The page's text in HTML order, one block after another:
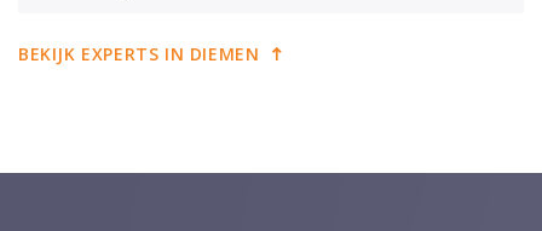
BEKIJK EXPERTS IN DIEMEN